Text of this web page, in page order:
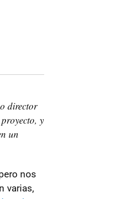
director
y
un
nos
varias,